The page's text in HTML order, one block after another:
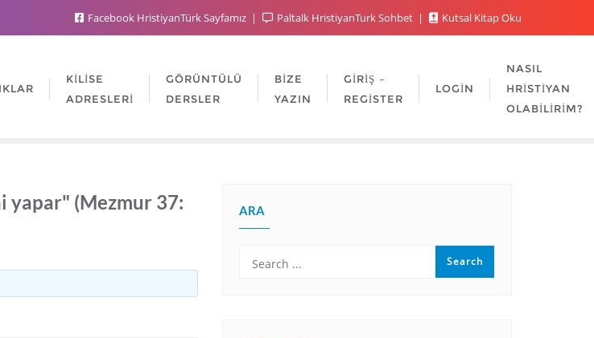
Facebook HristiyanTürk Sayfamız Paltalk HristiyanTurk Sohbet Kutsal Kitap Oku
KILISE
ADRESLERI
GÖRÜNTÜLÜ
DERSLER
BIZE
YAZIN
GIRIŞ –
REGISTER
LOGIN
NASIL
HRISTIYAN
OLABILIRIM?
yapar" (Mezmur 37:
ARA